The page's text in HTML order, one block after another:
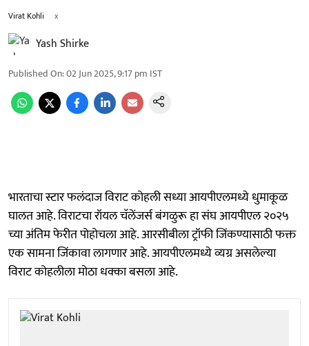
Virat Kohli x
Yash Shirke
Published On:02 Jun 2025, 9:17 pm IST
भारताचा स्टार फलंदाज विराट कोहली सध्या आयपीएलमध्ये धुमाकूळ
घालत आहे. विराटचा रॉयल चॅलेंजर्स बंगळुरू हा संघ आयपीएल २०२५
च्या अंतिम फेरीत पोहोचला आहे. आरसीबीला ट्रॉफी जिंकण्यासाठी फक्त
एक सामना जिंकावा लागणार आहे. आयपीएलमध्ये व्यग्र असलेल्या
विराट कोहलीला मोठा धक्का बसला आहे.